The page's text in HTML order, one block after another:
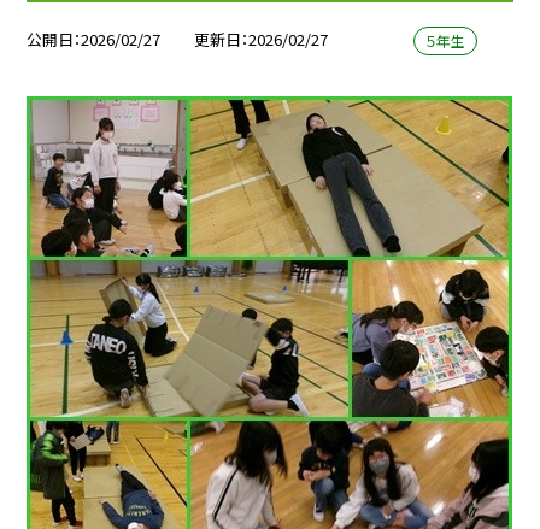
公開日 2026/02/27 更新日 2026/02/27 ５年生